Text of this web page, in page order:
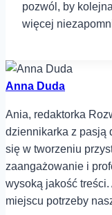
pozwól, by⁤
więcej
Anna Duda
Ania, redaktorka
dziennikarka z pasją
się w tworzeniu
zaangażowanie i
wysoką jakość
miejscu potrzeby